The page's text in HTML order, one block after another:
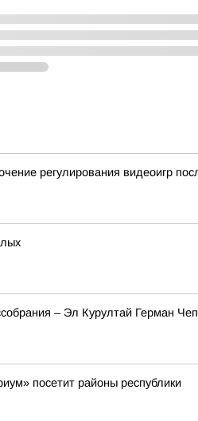
регулирования видеоигр
– Эл Курултай Герман
посетит районы республики